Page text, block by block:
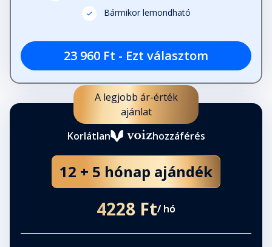
Fejezet hossza: 00:04:06
A neheztelés ellenszere
Fejezet hossza: 00:05:39
A konfliktusciklusok feltérképezése
Fejezet hossza: 00:05:02
Bármikor lemondható
23 960 Ft - Ezt választom
A legjobb ár-érték
ajánlat
Korlátlan
hozzáférés
12 + 5 hónap ajándék
4228 Ft/ hó